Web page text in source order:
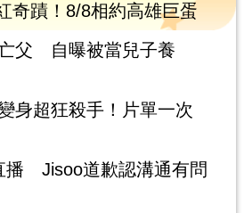
奇蹟！8/8相約高雄巨蛋
父 自曝被當兒子養
身超狂殺手！片單一次
播 Jisoo道歉認溝通有問